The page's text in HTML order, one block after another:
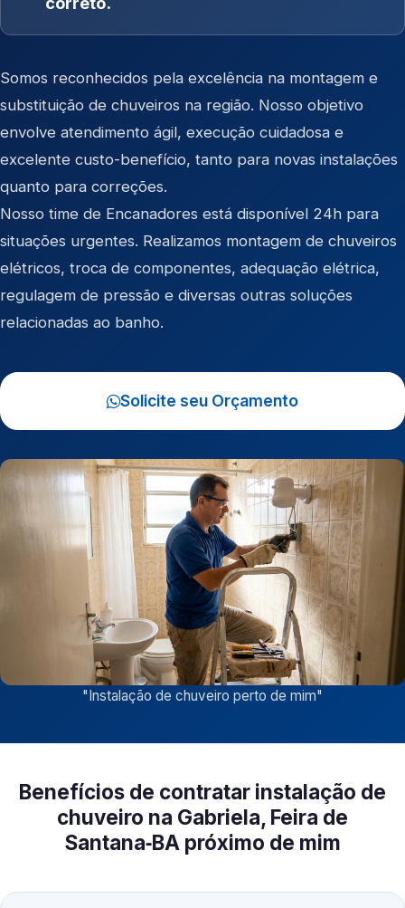
Somos reconhecidos pela excelência na montagem e
substituição de chuveiros na região. Nosso objetivo
envolve atendimento ágil, execução cuidadosa e
excelente custo-benefício, tanto para novas instalações
quanto para correções.
Nosso time de Encanadores está disponível 24h para
situações urgentes. Realizamos montagem de chuveiros
elétricos, troca de componentes, adequação elétrica,
regulagem de pressão e diversas outras soluções
relacionadas ao banho.
Solicite seu Orçamento
"Instalação de chuveiro perto de mim"
Benefícios de contratar instalação de
chuveiro na Gabriela, Feira de
Santana‑BA próximo de mim